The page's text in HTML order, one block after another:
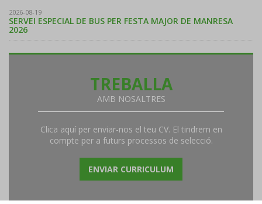
2026-08-19
SERVEI ESPECIAL DE BUS PER FESTA MAJOR DE MANRESA
2026
TREBALLA
AMB NOSALTRES
Clica aquí per enviar-nos el teu CV. El tindrem en
compte per a futurs processos de selecció.
ENVIAR CURRICULUM